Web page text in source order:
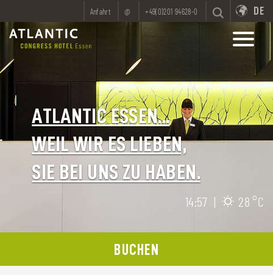
Anfahrt @ +49(0)201 94628-0 DE
ATLANTIC ESSEN...
WEIL WIR ES LIEBEN,
SIE BEI UNS ZU HABEN.
14:57 | 28 °C
BUCHEN